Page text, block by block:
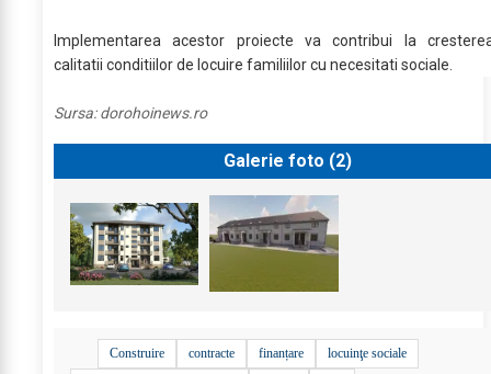
Implementarea acestor proiecte va contribui la
calitatii conditiilor de locuire familiilor cu necesitati sociale.
Sursa:dorohoinews.ro
Galerie foto (2)
Construire contracte finanțare
locuinţe sociale